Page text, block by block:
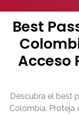
Best
Acceso
Descubra el best
Colombia.